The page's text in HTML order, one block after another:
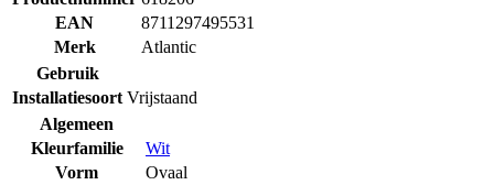
EAN
8711297495531
Merk
Atlantic
Gebruik
Installatiesoort Vrijstaand
Algemeen
Kleurfamilie
Wit
Vorm
Ovaal